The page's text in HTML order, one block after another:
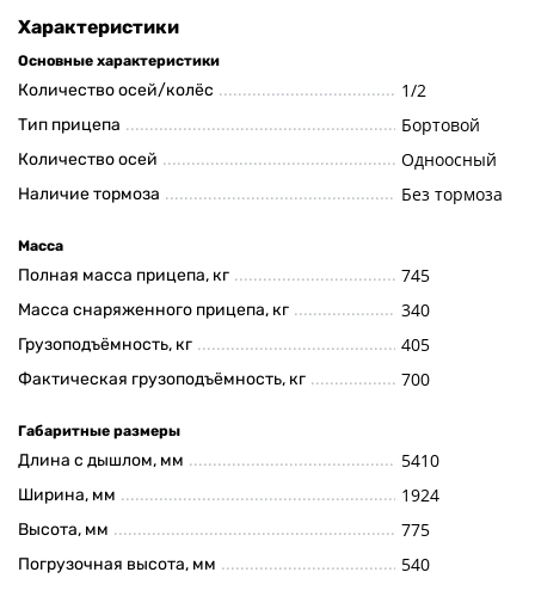
Характеристики
Основные характеристики
Количество осей/колёс 1/2
Тип прицепа Бортовой
Количество осей Одноосный
Наличие тормоза Без тормоза
Масса
Полная масса прицепа, кг 745
Масса снаряженного прицепа, кг 340
Грузоподъёмность, кг 405
Фактическая грузоподъёмность, кг 700
Габаритные размеры
Длина с дышлом, мм 5410
Ширина, мм 1924
Высота, мм 775
Погрузочная высота, мм 540